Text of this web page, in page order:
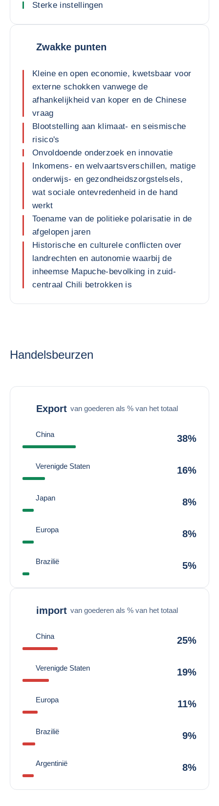
Sterke instellingen
Zwakke punten
Kleine en open economie, kwetsbaar voor
externe schokken vanwege de
afhankelijkheid van koper en de Chinese
vraag
Blootstelling aan klimaat- en seismische
risico's
Onvoldoende onderzoek en innovatie
Inkomens- en welvaartsverschillen, matige
onderwijs- en gezondheidszorgstelsels,
wat sociale ontevredenheid in de hand
werkt
Toename van de politieke polarisatie in de
afgelopen jaren
Historische en culturele conflicten over
landrechten en autonomie waarbij de
inheemse Mapuche-bevolking in zuid-
centraal Chili betrokken is
Handelsbeurzen
Export van goederen als % van het totaal
China 38%
Verenigde Staten 16%
Japan 8%
Europa 8%
Brazilië 5%
import van goederen als % van het totaal
China 25%
Verenigde Staten 19%
Europa 11%
Brazilië 9%
Argentinië 8%